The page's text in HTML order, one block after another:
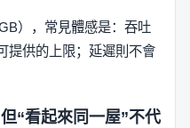
），常見體感是：吞吐
提供的上限；延遲則不會
“看起來同一屋”不代